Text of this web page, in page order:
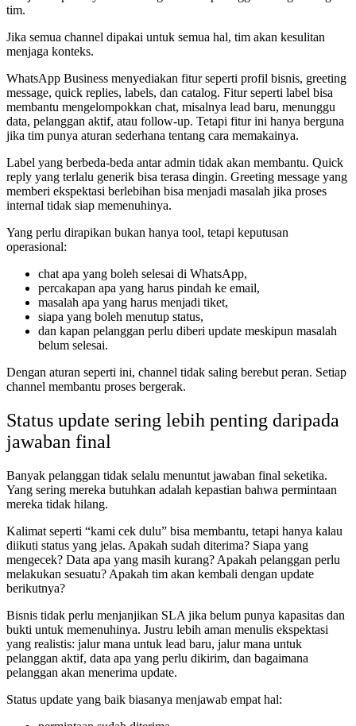
tim.
Jika semua channel dipakai untuk semua hal, tim akan kesulitan
menjaga konteks.
WhatsApp Business menyediakan fitur seperti profil bisnis, greeting
message, quick replies, labels, dan catalog. Fitur seperti label bisa
membantu mengelompokkan chat, misalnya lead baru, menunggu
data, pelanggan aktif, atau follow-up. Tetapi fitur ini hanya berguna
jika tim punya aturan sederhana tentang cara memakainya.
Label yang berbeda-beda antar admin tidak akan membantu. Quick
reply yang terlalu generik bisa terasa dingin. Greeting message yang
memberi ekspektasi berlebihan bisa menjadi masalah jika proses
internal tidak siap memenuhinya.
Yang perlu dirapikan bukan hanya tool, tetapi keputusan
operasional:
chat apa yang boleh selesai di WhatsApp,
percakapan apa yang harus pindah ke email,
masalah apa yang harus menjadi tiket,
siapa yang boleh menutup status,
dan kapan pelanggan perlu diberi update meskipun masalah
belum selesai.
Dengan aturan seperti ini, channel tidak saling berebut peran. Setiap
channel membantu proses bergerak.
Status update sering lebih penting daripada
jawaban final
Banyak pelanggan tidak selalu menuntut jawaban final seketika.
Yang sering mereka butuhkan adalah kepastian bahwa permintaan
mereka tidak hilang.
Kalimat seperti “kami cek dulu” bisa membantu, tetapi hanya kalau
diikuti status yang jelas. Apakah sudah diterima? Siapa yang
mengecek? Data apa yang masih kurang? Apakah pelanggan perlu
melakukan sesuatu? Apakah tim akan kembali dengan update
berikutnya?
Bisnis tidak perlu menjanjikan SLA jika belum punya kapasitas dan
bukti untuk memenuhinya. Justru lebih aman menulis ekspektasi
yang realistis: jalur mana untuk lead baru, jalur mana untuk
pelanggan aktif, data apa yang perlu dikirim, dan bagaimana
pelanggan akan menerima update.
Status update yang baik biasanya menjawab empat hal: